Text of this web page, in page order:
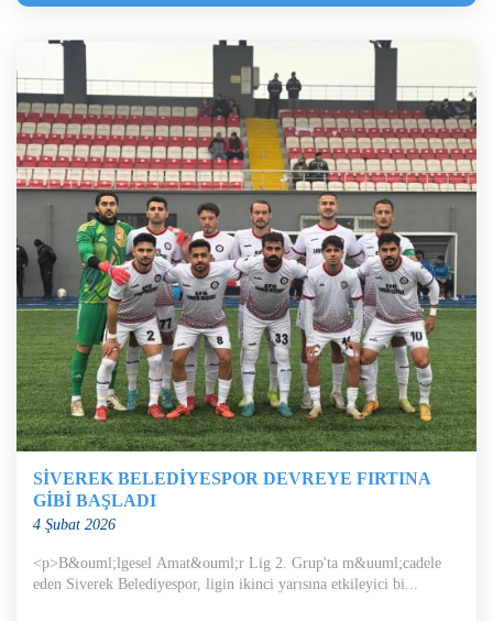
SİVEREK BELEDİYESPOR DEVREYE FIRTINA
GİBİ BAŞLADI
4 Şubat 2026
<p>B&ouml;lgesel Amat&ouml;r Lig 2. Grup'ta m&uuml;cadele
eden Siverek Belediyespor, ligin ikinci yarısına etkileyici bi...